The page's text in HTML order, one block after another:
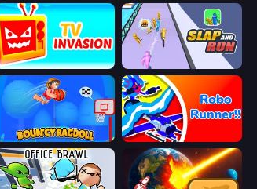
TV Invasion Slap and Run
Bouncy Ragdoll Robo Runner